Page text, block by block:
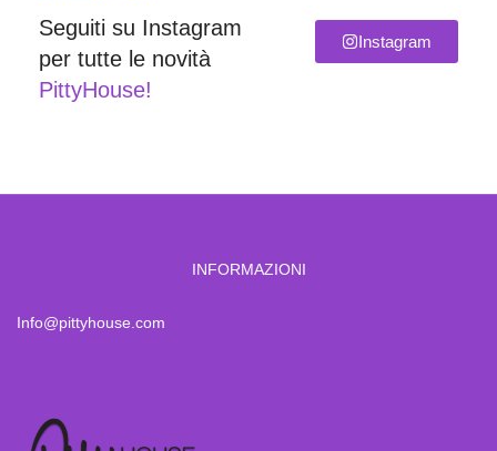
Seguiti su Instagram
per tutte le novità
PittyHouse!
Instagram
INFORMAZIONI
Info@pittyhouse.com